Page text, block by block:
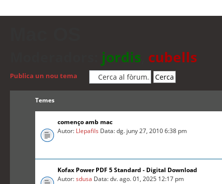
jordis cubells
Publica un nou tema
Temes
començo amb mac
Autor: Llepafils Data: dg. juny 27, 2010 6:38 pm
Kofax Power PDF 5 Standard - Digital Download
Autor:sdusa Data: dv. ago. 01, 2025 12:17 pm